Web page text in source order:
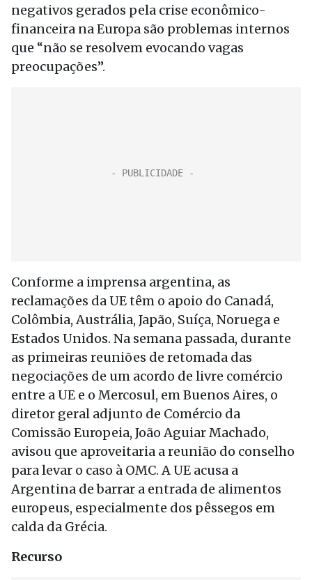
negativos gerados pela crise econômico-
financeira na Europa são problemas internos
que “não se resolvem evocando vagas
preocupações”.
Conforme a imprensa argentina, as
reclamações da UE têm o apoio do Canadá,
Colômbia, Austrália, Japão, Suíça, Noruega e
Estados Unidos. Na semana passada, durante
as primeiras reuniões de retomada das
negociações de um acordo de livre comércio
entre a UE e o Mercosul, em Buenos Aires, o
diretor geral adjunto de Comércio da
Comissão Europeia, João Aguiar Machado,
avisou que aproveitaria a reunião do conselho
para levar o caso à OMC. A UE acusa a
Argentina de barrar a entrada de alimentos
europeus, especialmente dos pêssegos em
calda da Grécia.
Recurso